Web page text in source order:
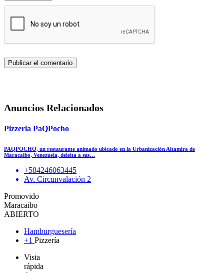
Anuncios Relacionados
Pizzeria PaQPocho
PAQPOCHO, un restaurante animado ubicado en la Urbanización Altamira de
Maracaibo, Venezuela, deleita a sus…
+584246063445
Av. Circunvalación 2
Promovido
Maracaibo
ABIERTO
Hamburguesería
+1 Pizzería
Vista
rápida